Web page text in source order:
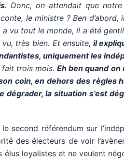
. Donc, on attendait que notre
le ministre ? Ben
a vu tout le monde, il a été
vu, très bien. Et ensuite, il
uniquement les
fait trois mois.Eh ben quand
coin, en dehors des règles
dégrader, la situation s’est
second référendum sur
des électeurs de voir
loyalistes et ne veulent